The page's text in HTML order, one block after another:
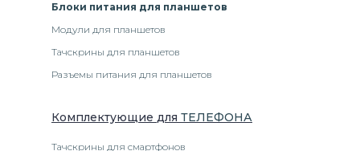
Блоки питания для планшетов
Модули для планшетов
Тачскрины для планшетов
Разъемы питания для планшетов
Комплектующие для ТЕЛЕФОНА
Тачскрины для смартфонов